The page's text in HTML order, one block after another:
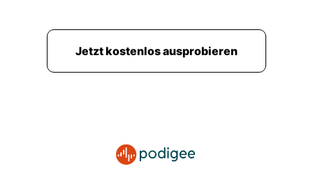
Jetzt kostenlos ausprobieren